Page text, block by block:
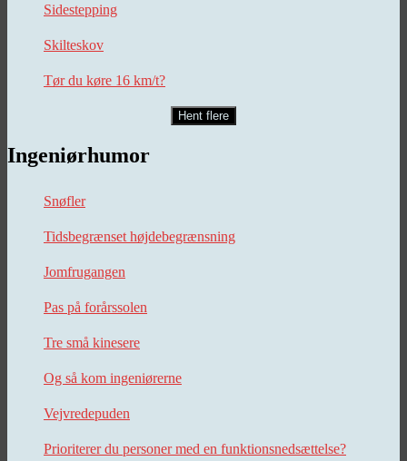
Sidestepping
Skilteskov
Tør du køre 16 km/t?
Hent flere
Ingeniørhumor
Snøfler
Tidsbegrænset højdebegrænsning
Jomfrugangen
Pas på forårssolen
Tre små kinesere
Og så kom ingeniørerne
Vejvredepuden
Prioriterer du personer med en funktionsnedsættelse?